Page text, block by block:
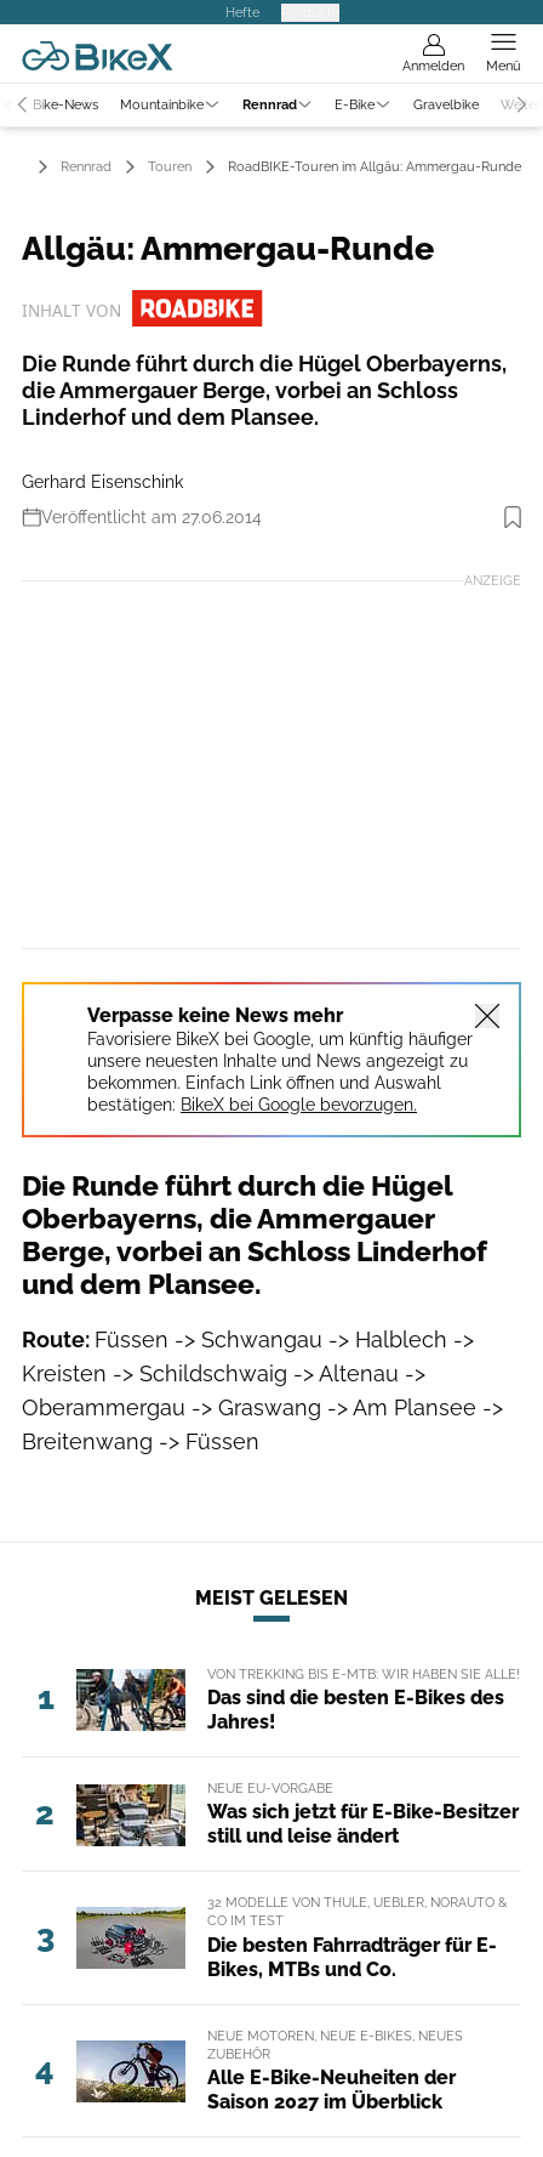
Hefte
Anmelden Menü
Bike-News Mountainbike Rennrad E-Bike Gravelbike
Rennrad Touren RoadBIKE-Touren im Allgäu: Ammergau-Runde
Allgäu: Ammergau-Runde
INHALT VON
Die Runde führt durch die Hügel Oberbayerns,
die Ammergauer Berge, vorbei an Schloss
Linderhof und dem Plansee.
Gerhard Eisenschink
Veröffentlicht am 27.06.2014
Foto: Gerhard Eisenschink
ANZEIGE
Verpasse keine News mehr
Favorisiere BikeX bei Google, um künftig häufiger
unsere neuesten Inhalte und News angezeigt zu
bekommen. Einfach Link öffnen und Auswahl
bestätigen: BikeX bei Google bevorzugen.
Die Runde führt durch die Hügel
Oberbayerns, die Ammergauer
Berge, vorbei an Schloss Linderhof
und dem Plansee.
Route: Füssen -> Schwangau -> Halblech ->
Kreisten -> Schildschwaig -> Altenau ->
Oberammergau -> Graswang -> Am Plansee ->
Breitenwang -> Füssen
MEIST GELESEN
1
VON TREKKING BIS E-MTB: WIR HABEN SIE ALLE!
Das sind die besten E-Bikes des
Jahres!
2
NEUE EU-VORGABE
Was sich jetzt für E-Bike-Besitzer
still und leise ändert
3
32 MODELLE VON THULE, UEBLER, NORAUTO &
CO IM TEST
Die besten Fahrradträger für E-
Bikes, MTBs und Co.
4
NEUE MOTOREN, NEUE E-BIKES, NEUES
ZUBEHÖR
Alle E-Bike-Neuheiten der
Saison 2027 im Überblick